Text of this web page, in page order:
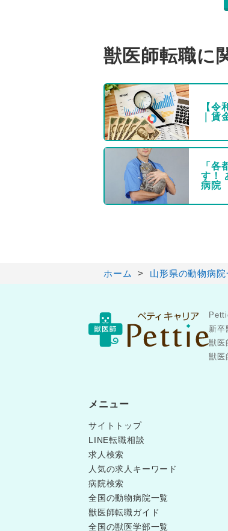
獣医師転職に
【令
｜賃
「各
す！
病院
ホーム 山形県の動物病院
新卒
獣医
獣医
メニュー
サイトトップ
LINE転職相談
求人検索
人気の求人キーワード
病院検索
全国の動物病院一覧
獣医師転職ガイド
全国の獣医学部一覧